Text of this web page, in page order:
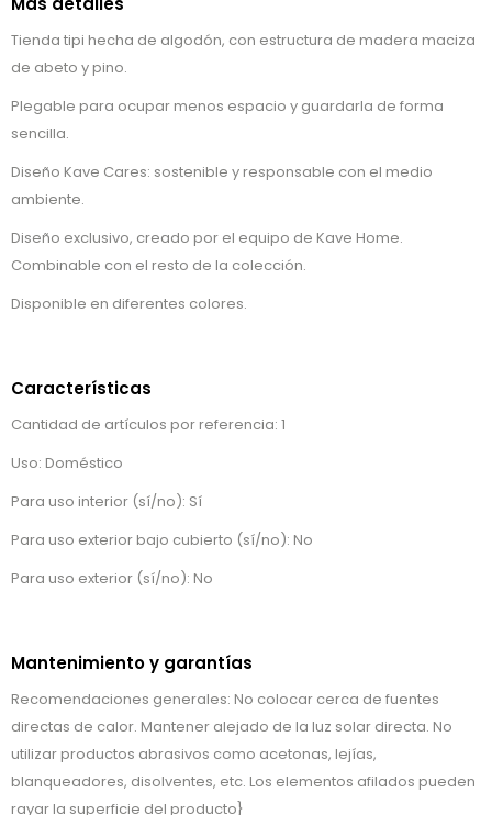
Tienda tipi hecha de algodón, con estructura de madera maciza
de abeto y pino.
Plegable para ocupar menos espacio y guardarla de forma
sencilla.
Diseño Kave Cares: sostenible y responsable con el medio
ambiente.
Diseño exclusivo, creado por el equipo de Kave Home.
Combinable con el resto de la colección.
Disponible en diferentes colores.
Características
Cantidad de artículos por referencia: 1
Uso: Doméstico
Para uso interior (sí/no): Sí
Para uso exterior bajo cubierto (sí/no): No
Para uso exterior (sí/no): No
Mantenimiento y garantías
Recomendaciones generales: No colocar cerca de fuentes
directas de calor. Mantener alejado de la luz solar directa. No
utilizar productos abrasivos como acetonas, lejías,
blanqueadores, disolventes, etc. Los elementos afilados pueden
rayar la superficie del producto}